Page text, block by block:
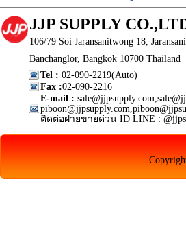
JJP SUPPLY
106/79 Soi Jaransanitwong 18,
Banchanglor, Bangkok 10700 Thailand
Tel : 02-090-2219(Auto)
Fax :02-090-2216
E-mail :
ติดต่อฝ่ายขายด่วน ID LINE :